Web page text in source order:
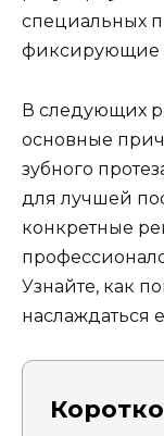
специальных
фиксирующие
В следующих
основные
зубного
для лучшей
конкретные
Узнайте, как
наслаждаться